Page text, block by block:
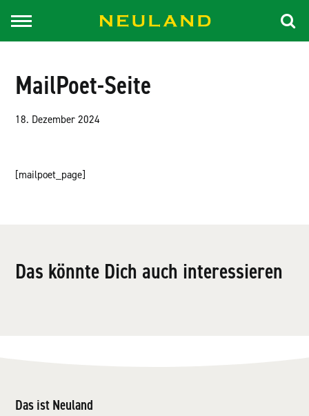
MailPoet-Seite
18. Dezember 2024
[mailpoet_page]
Das könnte Dich auch interessieren
Das ist Neuland